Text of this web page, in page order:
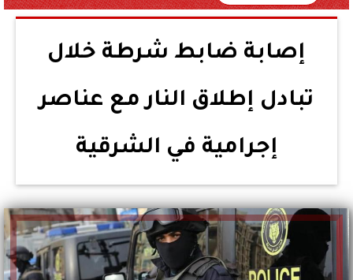
إصابة ضابط شرطة خلال
تبادل إطلاق النار مع عناصر
إجرامية في الشرقية